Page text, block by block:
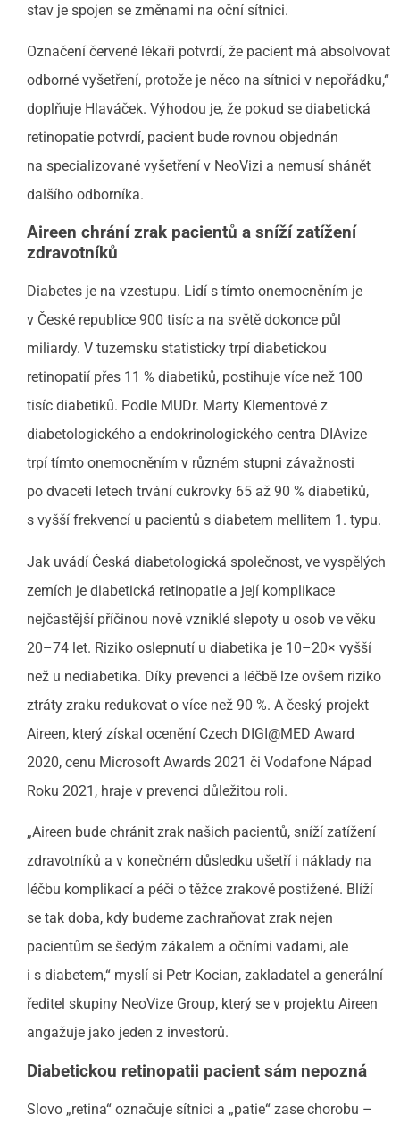
stav je spojen se změnami na oční sítnici.
Označení červené lékaři potvrdí, že pacient má absolvovat
odborné vyšetření, protože je něco na sítnici v nepořádku,“
doplňuje Hlaváček. Výhodou je, že pokud se diabetická
retinopatie potvrdí, pacient bude rovnou objednán
na specializované vyšetření v NeoVizi a nemusí shánět
dalšího odborníka.
Aireen chrání zrak pacientů a sníží zatížení
zdravotníků
Diabetes je na vzestupu. Lidí s tímto onemocněním je
v České republice 900 tisíc a na světě dokonce půl
miliardy. V tuzemsku statisticky trpí diabetickou
retinopatií přes 11 % diabetiků, postihuje více než 100
tisíc diabetiků. Podle MUDr. Marty Klementové z
diabetologického a endokrinologického centra DIAvize
trpí tímto onemocněním v různém stupni závažnosti
po dvaceti letech trvání cukrovky 65 až 90 % diabetiků,
s vyšší frekvencí u pacientů s diabetem mellitem 1. typu.
Jak uvádí Česká diabetologická společnost, ve vyspělých
zemích je diabetická retinopatie a její komplikace
nejčastější příčinou nově vzniklé slepoty u osob ve věku
20–74 let. Riziko oslepnutí u diabetika je 10–20× vyšší
než u nediabetika. Díky prevenci a léčbě lze ovšem riziko
ztráty zraku redukovat o více než 90 %. A český projekt
Aireen, který získal ocenění Czech DIGI@MED Award
2020, cenu Microsoft Awards 2021 či Vodafone Nápad
Roku 2021, hraje v prevenci důležitou roli.
„Aireen bude chránit zrak našich pacientů, sníží zatížení
zdravotníků a v konečném důsledku ušetří i náklady na
léčbu komplikací a péči o těžce zrakově postižené. Blíží
se tak doba, kdy budeme zachraňovat zrak nejen
pacientům se šedým zákalem a očními vadami, ale
i s diabetem,“ myslí si Petr Kocian, zakladatel a generální
ředitel skupiny NeoVize Group, který se v projektu Aireen
angažuje jako jeden z investorů.
Diabetickou retinopatii pacient sám nepozná
Slovo „retina“ označuje sítnici a „patie“ zase chorobu –